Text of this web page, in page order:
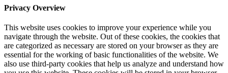
Privacy Overview
This website uses cookies to improve your experience while you
navigate through the website. Out of these cookies, the cookies that
are categorized as necessary are stored on your browser as they are
essential for the working of basic functionalities of the website. We
also use third-party cookies that help us analyze and understand how